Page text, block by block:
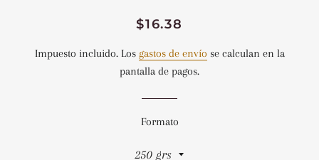
Precio
Precio
venta
$16.38
Impuesto incluido. Los gastos de envío se calculan en la
pantalla de pagos.
Formato